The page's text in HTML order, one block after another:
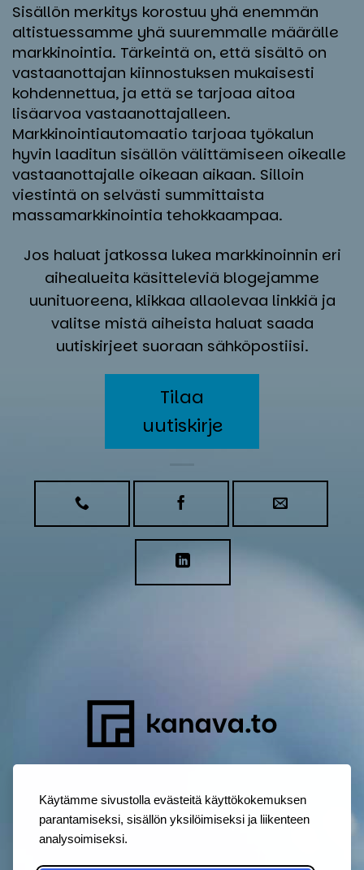
Käytämme sivustolla evästeitä käyttökokemuksen
parantamiseksi, sisällön yksilöimiseksi ja liikenteen
analysoimiseksi.
Sisällön merkitys korostuu yhä enemmän
altistuessamme yhä suuremmalle määrälle
markkinointia. Tärkeintä on, että sisältö on
vastaanottajan kiinnostuksen mukaisesti
kohdennettua, ja että se tarjoaa aitoa
lisäarvoa vastaanottajalleen.
Markkinointiautomaatio tarjoaa työkalun
hyvin laaditun sisällön välittämiseen oikealle
vastaanottajalle oikeaan aikaan. Silloin
viestintä on selvästi summittaista
massamarkkinointia tehokkaampaa.
Jos haluat jatkossa lukea markkinoinnin eri
aihealueita käsitteleviä blogejamme
uunituoreena, klikkaa allaolevaa linkkiä ja
valitse mistä aiheista haluat saada
uutiskirjeet suoraan sähköpostiisi.
Tilaa
uutiskirje